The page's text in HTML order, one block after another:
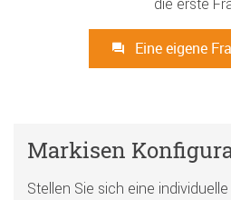
Eine eigene
Markisen
Stellen Sie sich eine